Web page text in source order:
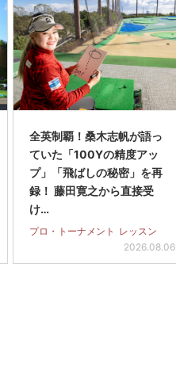
全英制覇！桑木志帆が語っ
ていた「100Yの精度アッ
プ」「飛ばしの秘密」を再
録！ 藤田寛之から直接受
け…
プロ・トーナメント レッスン
2026.08.06